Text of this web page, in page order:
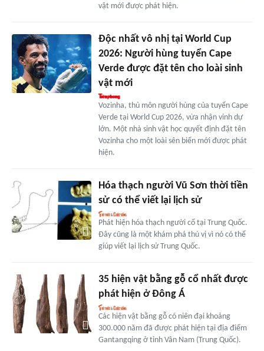
vật mới được phát hiện.
Độc nhất vô nhị tại World Cup
2026: Người hùng tuyển Cape
Verde được đặt tên cho loài sinh
vật mới
Vozinha, thủ môn người hùng của tuyển Cape
Verde tại World Cup 2026, vừa nhận vinh dự
lớn. Một nhà sinh vật học quyết định đặt tên
Vozinha cho một loài sên biển mới được phát
hiện.
Hóa thạch người Vũ Sơn thời tiền
sử có thể viết lại lịch sử
Phát hiện hóa thạch người cổ tại Trung Quốc.
Đây cũng là một khám phá thú vị vì nó có thể
giúp viết lại lịch sử Trung Quốc.
35 hiện vật bằng gỗ cổ nhất được
phát hiện ở Đông Á
Các hiện vật bằng gỗ có niên đại khoảng
300.000 năm đã được phát hiện tại địa điểm
Gantangqing ở tỉnh Vân Nam (Trung Quốc).